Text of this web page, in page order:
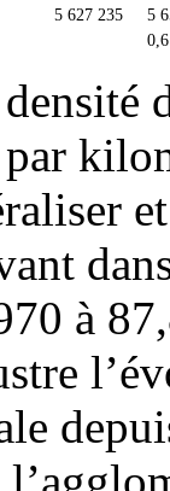
5 627 235
5
à